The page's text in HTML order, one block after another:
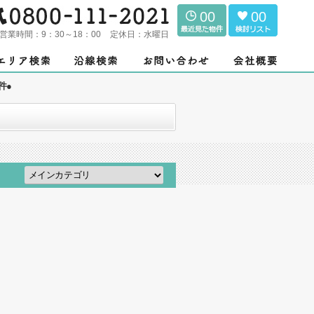
営業時間： 9：30～18：00 定休日： 水曜日
00 00
●